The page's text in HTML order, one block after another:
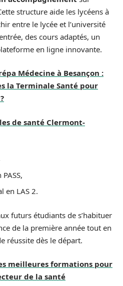
structure aide les lycéens à
entre le lycée et l’université
des cours adaptés, un
en ligne innovante.
Médecine à Besançon :
la Terminale Santé pour
de santé Clermont-
en LAS 2.
futurs étudiants de s’habituer
de la première année tout en
réussite dès le départ.
meilleures formations pour
de la santé